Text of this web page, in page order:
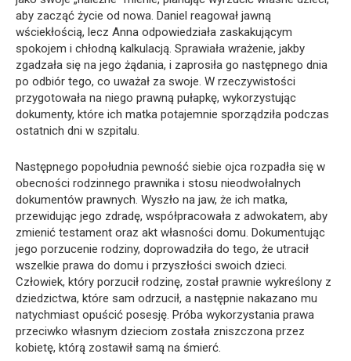
aby zacząć życie od nowa. Daniel reagował jawną
wściekłością, lecz Anna odpowiedziała zaskakującym
spokojem i chłodną kalkulacją. Sprawiała wrażenie, jakby
zgadzała się na jego żądania, i zaprosiła go następnego dnia
po odbiór tego, co uważał za swoje. W rzeczywistości
przygotowała na niego prawną pułapkę, wykorzystując
dokumenty, które ich matka potajemnie sporządziła podczas
ostatnich dni w szpitalu.
Następnego popołudnia pewność siebie ojca rozpadła się w
obecności rodzinnego prawnika i stosu nieodwołalnych
dokumentów prawnych. Wyszło na jaw, że ich matka,
przewidując jego zdradę, współpracowała z adwokatem, aby
zmienić testament oraz akt własności domu. Dokumentując
jego porzucenie rodziny, doprowadziła do tego, że utracił
wszelkie prawa do domu i przyszłości swoich dzieci.
Człowiek, który porzucił rodzinę, został prawnie wykreślony z
dziedzictwa, które sam odrzucił, a następnie nakazano mu
natychmiast opuścić posesję. Próba wykorzystania prawa
przeciwko własnym dzieciom została zniszczona przez
kobietę, którą zostawił samą na śmierć.